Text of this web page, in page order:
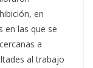
en
en las que se
a
al trabajo